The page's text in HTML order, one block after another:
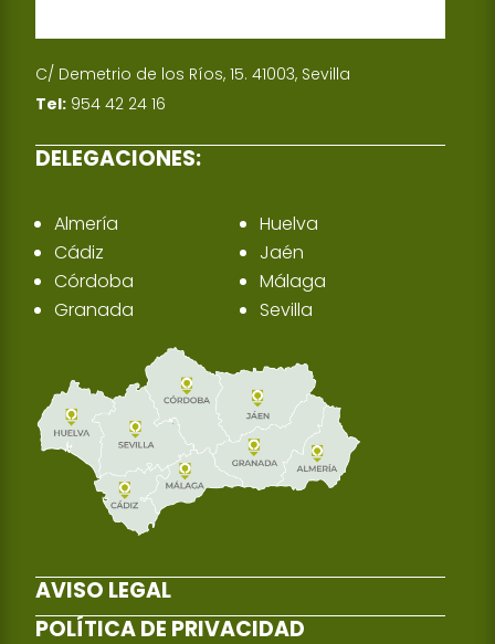
C/ Demetrio de los Ríos, 15. 41003, Sevilla
Tel: 954 42 24 16
DELEGACIONES:
Almería
Cádiz
Córdoba
Granada
Huelva
Jaén
Málaga
Sevilla
AVISO LEGAL
POLÍTICA DE PRIVACIDAD